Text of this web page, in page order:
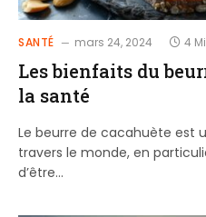
SANTÉ mars 24, 2024 4
Les bienfaits du
la santé
Le beurre de cacahuète est
travers le monde, en
d’être…